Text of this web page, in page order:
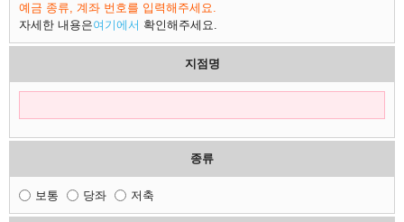
예금 종류, 계좌 번호를 입력해주세요.
자세한 내용은여기에서 확인해주세요.
지점명
종류
보통 당좌 저축